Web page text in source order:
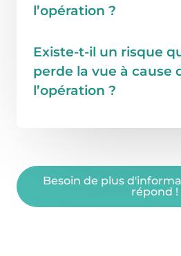
l’opération ?
Existe-t-il un risque
perde la vue à cause
l’opération ?
Besoin de plus
répond !